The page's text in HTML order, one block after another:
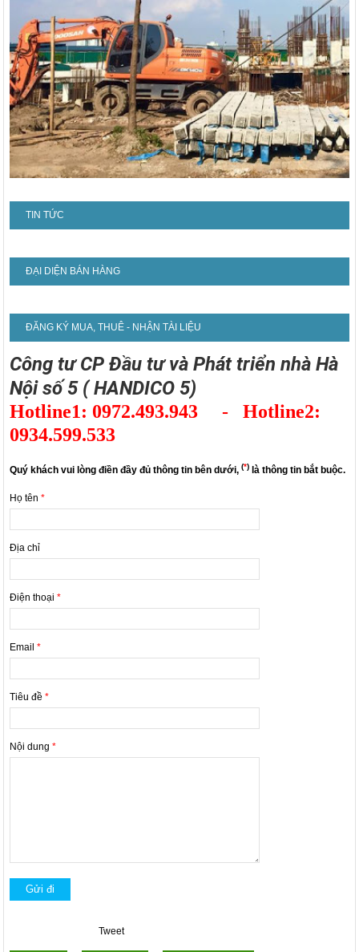
TIN TỨC
ĐẠI DIỆN BÁN HÀNG
ĐĂNG KÝ MUA, THUÊ - NHẬN TÀI LIỆU
Công tư CP Đầu tư và Phát triển nhà Hà
Nội số 5 ( HANDICO 5)
Hotline1: 0972.493.943 - Hotline2:
0934.599.533
Quý khách vui lòng điền đầy đủ thông tin bên dưới,(*) là thông tin bắt buộc.
Họ tên*
Địa chỉ
Điện thoại*
Email*
Tiêu đề*
Nội dung*
Tweet